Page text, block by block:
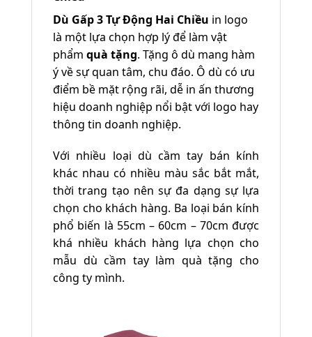
Dù Gấp 3 Tự Động Hai Chiều in logo
là một lựa chọn hợp lý để làm vật
phẩm quà tặng. Tặng ô dù mang hàm
ý về sự quan tâm, chu đáo. Ô dù có ưu
điểm bề mặt rộng rãi, dễ in ấn thương
hiệu doanh nghiệp nổi bật với logo hay
thông tin doanh nghiệp.
Với nhiều loại dù cầm tay bán kính
khác nhau có nhiều màu sắc bắt mắt,
thời trang tạo nên sự đa dạng sự lựa
chọn cho khách hàng. Ba loại bán kính
phổ biến là 55cm – 60cm – 70cm được
khá nhiều khách hàng lựa chọn cho
mẫu dù cầm tay làm quà tặng cho
công ty mình.